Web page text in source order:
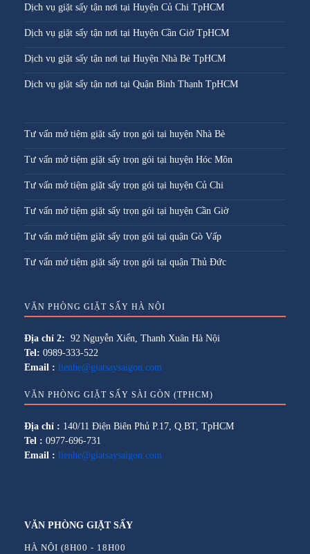
Dịch vụ giặt sấy tận nơi tại Huyện Củ Chi TpHCM
Dịch vụ giặt sấy tận nơi tại Huyện Cần Giờ TpHCM
Dịch vụ giặt sấy tận nơi tại Huyện Nhà Bè TpHCM
Dịch vụ giặt sấy tận nơi tại Quận Bình Thạnh TpHCM
Tư vấn mở tiệm giặt sấy trọn gói tại huyện Nhà Bè
Tư vấn mở tiệm giặt sấy trọn gói tại huyện Hóc Môn
Tư vấn mở tiệm giặt sấy trọn gói tại huyện Củ Chi
Tư vấn mở tiệm giặt sấy trọn gói tại huyện Cần Giờ
Tư vấn mở tiệm giặt sấy trọn gói tại quận Gò Vấp
Tư vấn mở tiệm giặt sấy trọn gói tại quận Thủ Đức
VĂN PHÒNG GIẶT SẤY HÀ NỘI
Địa chỉ 2: 92 Nguyễn Xiển, Thanh Xuân Hà Nội
Tel: 0989-333-522
Email : lienhe@giatsaysaigon.com
VĂN PHÒNG GIẶT SẤY SÀI GÒN (TPHCM)
Địa chỉ : 140/11 Điện Biên Phủ P.17, Q.BT, TpHCM
Tel : 0977-696-731
Email : lienhe@giatsaysaigon.com
VĂN PHÒNG GIẶT SẤY
HÀ NỘI (8H00 - 18H00